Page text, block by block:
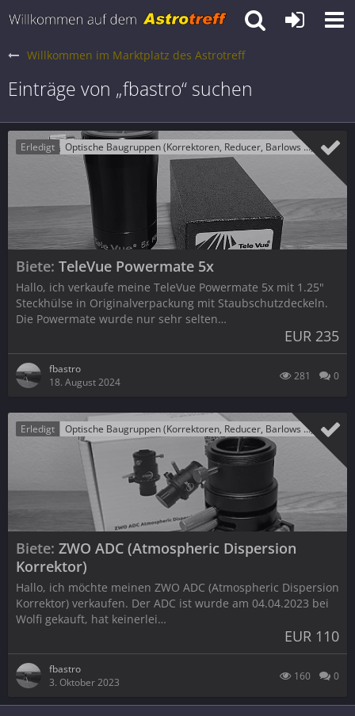
Willkommen im Marktplatz des Astrotreff
Einträge von „fbastro“ suchen
Erledigt Optische Baugruppen (Korrektoren, Reducer, Barlows ...)
Biete TeleVue Powermate 5x
Hallo, ich verkaufe meine TeleVue Powermate 5x mit 1.25"
Steckhülse in Originalverpackung mit Staubschutzdeckeln.
Die Powermate wurde nur sehr selten…
EUR 235
fbastro
18. August 2024
281 0
Erledigt Optische Baugruppen (Korrektoren, Reducer, Barlows ...)
Biete ZWO ADC (Atmospheric Dispersion
Korrektor)
Hallo, ich möchte meinen ZWO ADC (Atmospheric Dispersion
Korrektor) verkaufen. Der ADC ist wurde am 04.04.2023 bei
Wolfi gekauft, hat keinerlei…
EUR 110
fbastro
3. Oktober 2023
160 0